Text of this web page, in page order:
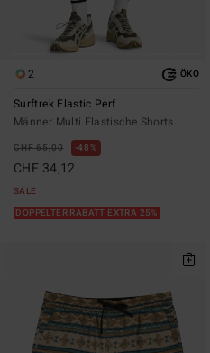
2 ÖKO
Surftrek Elastic Perf
Männer Multi Elastische Shorts
CHF 65,00 48%
CHF 34,12
SALE
DOPPELTER RABATT EXTRA 25%